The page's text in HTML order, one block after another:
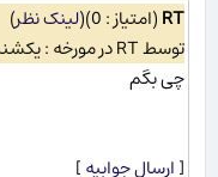
RT(امتیاز : 0) (لینک نظر)
توسط RT در مورخه : یکشنبه، 17 خرداد، 1405
چی بگم
[ارسال جوابیه]